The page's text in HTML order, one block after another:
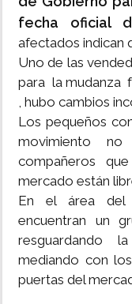
fecha oficial
afectados indican
Uno de las
para la mudanza
, hubo cambios
Los pequeños
movimiento
compañeros
mercado están
En el área del
encuentran un
resguardando
mediando con
puertas del